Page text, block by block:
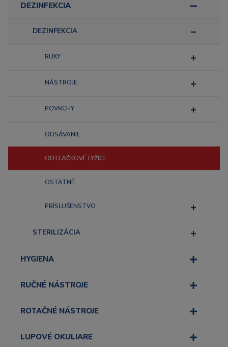
DEZINFEKCIA
DEZINFEKCIA
RUKY
NÁSTROJE
POVRCHY
ODSÁVANIE
ODTLAČKOVÉ LYŽICE
OSTATNÉ
PRÍSLUŠENSTVO
STERILIZÁCIA
HYGIENA
RUČNÉ NÁSTROJE
ROTAČNÉ NÁSTROJE
LUPOVÉ OKULIARE